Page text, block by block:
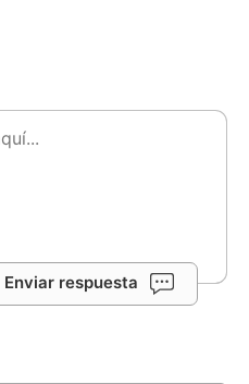
Enviar respuesta